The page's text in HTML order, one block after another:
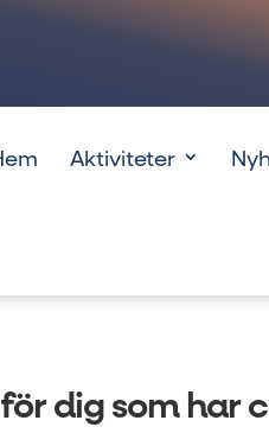
Aktiviteter
dig som har